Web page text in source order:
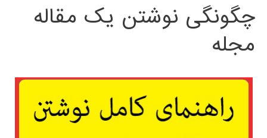
چگونگی نوشتن یک مقاله
مجله